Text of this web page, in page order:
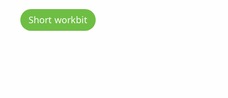
Short workbit